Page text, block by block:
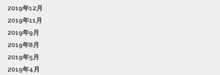
2019年12月
2019年11月
2019年9月
2019年8月
2019年5月
2019年4月